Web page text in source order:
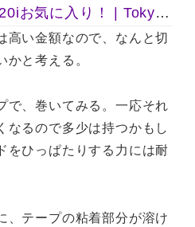
Bose QuietComfort 20iお気に入り！ | Tokyo Sonata
高い金額なので、なんと切
と考える。
で、巻いてみる。一応それ
なるので多少は持つかもし
をひっぱたりする力には耐
、テープの粘着部分が溶け